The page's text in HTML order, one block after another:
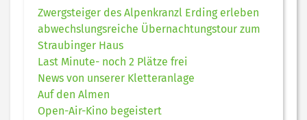
Zwergsteiger des Alpenkranzl Erding erleben
abwechslungsreiche Übernachtungstour zum
Straubinger Haus
Last Minute- noch 2 Plätze frei
News von unserer Kletteranlage
Auf den Almen
Open-Air-Kino begeistert